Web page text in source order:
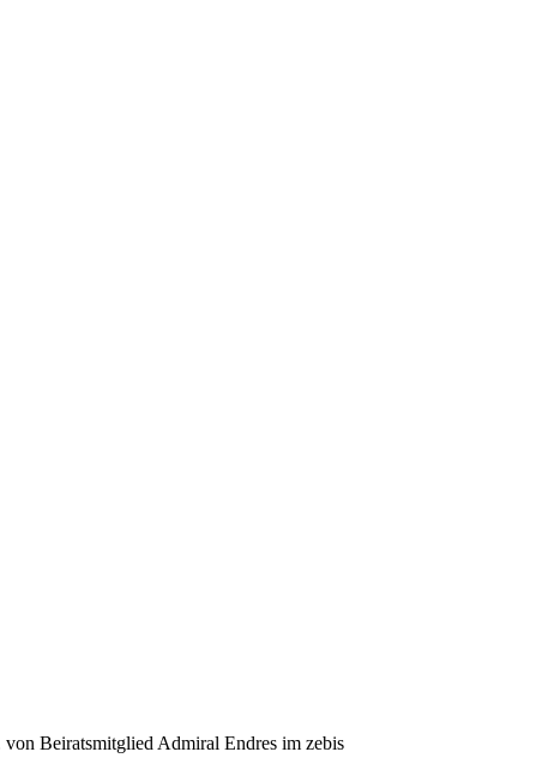
von Beiratsmitglied Admiral Endres im zebis